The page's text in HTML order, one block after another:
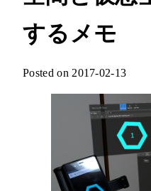
するメモ
Posted on 2017-02-13